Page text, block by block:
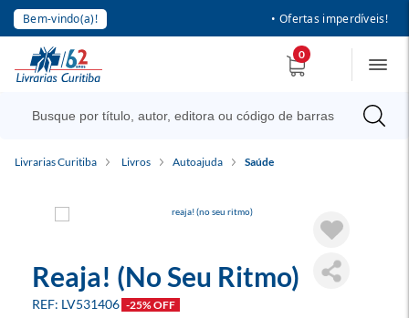
Bem-vindo(a)! • Ofertas imperdíveis!
0
Livrarias Curitiba Livros Autoajuda Saúde
Reaja! (No Seu Ritmo)
LV531406 -25% OFF